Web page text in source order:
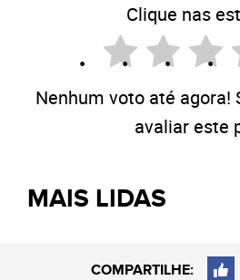
Clique nas
Nenhum voto até agora!
avaliar este
MAIS LIDAS
COMPARTILHE: